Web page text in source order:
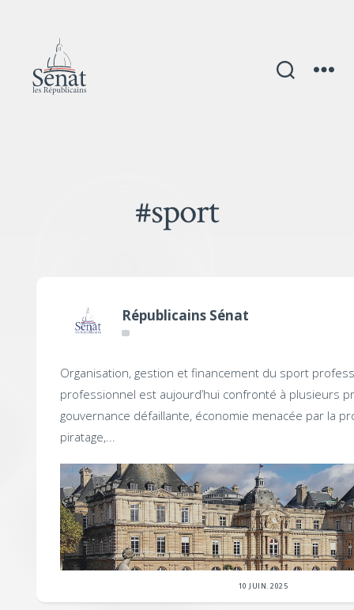
#sport
Républicains Sénat
Organisation, gestion et financement du sport
professionnel est aujourd’hui confronté à plusieurs
gouvernance défaillante, économie menacée par la
piratage,...
10 JUIN. 2025